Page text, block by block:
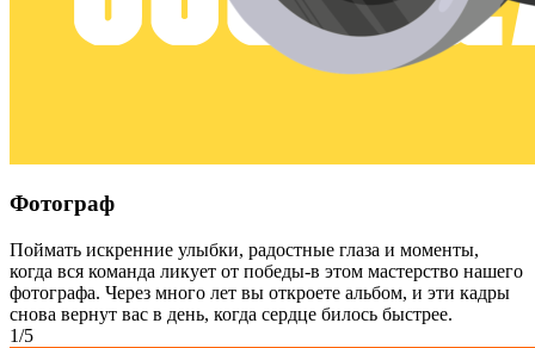
Фотограф
Поймать искренние улыбки, радостные глаза и моменты,
когда вся команда ликует от победы-в этом мастерство нашего
фотографа. Через много лет вы откроете альбом, и эти кадры
снова вернут вас в день, когда сердце билось быстрее.
1/5